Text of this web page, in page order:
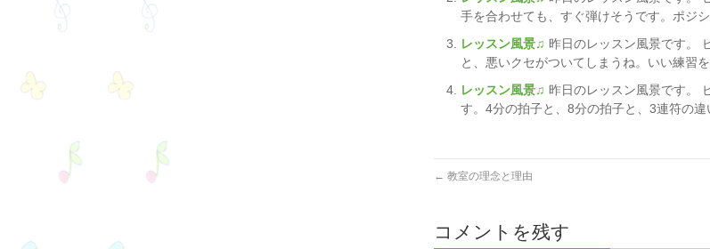
手を合わせても、すぐ弾けそうです。ポジ
レッスン風景♫ 昨日のレッスン風景です。
と、悪いクセがついてしまうね。いい練習
レッスン風景♫ 昨日のレッスン風景です。
す。4分の拍子と、8分の拍子と、3連符の
← 教室の理念と理由
コメントを残す